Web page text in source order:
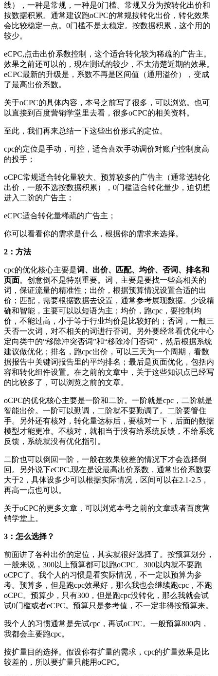
线），一种是常规，一种是0门槛。常规又分为按转化出价和
按数据积累。通常建议跑oCPC的常规按转化出价，转化效果
会比较稳定一点。0门槛不是太稳定。按数据积累，这个用的
较少。
eCPC,点击出价系数控制，这个适合转化较为稀疏的广告主。
效果之前还可以的，现在测试的较少，不太清楚近期的效果。
eCPC最新的升级是，系数不再是区间值（通用溢价），变成
了最高出价系数。
关于oCPC的具体内容，本号之前写了很多，可以浏览。也可
以直接到百度营销学堂里去看，很多oCPC的相关资料。
至此，我们再来总结一下这些出价形式的定位。
cpc的定位是手动，可控，适合喜欢手动调价对账户控制度高
的投手；
oCPC常规适合转化量较大、预算较多的广告主（通常选转化
出价，一般不选按数据积累），0门槛适合转化量少，迫切想
进入二阶的广告主；
eCPC适合转化量稀疏的广告主；
你可以看看你的需求是什么，根据你的需求来选择。
2：方法
cpc的优化核心主要是词、出价、匹配、均价、否词、排名和
页面。创意倒不是特别重要。词，主要是要找一些高相关的
词，保证流量的精准性；出价，根据预算情况设置合适的出
价；匹配，需要根据数据去设置，通常参考展现数据。少设精
确和智能，主要可以以短语为主；均价，跑cpc，要控制均
价，不能过高，小于等于行业均价是比较好的；否词，一般三
天否一次词，对不相关的词进行否词。另外要经常看优化中心
定向类中的“移除冲突否词”和“移除冷门否词”，然后根据系统
建议做优化；排名，跑cpc出价，可以三天为一个周期，看数
据报告中关键词报告里的平均排名；最后是页面优化，包括内
容和转化组件设置。在之前的文章中，关于这些知识点已经写
的比较多了，可以浏览之前的文章。
oCPC的优化核心主要是一阶和二阶。一阶就是cpc，二阶就是
智能出价。一阶可以勤调，二阶就不要勤调了。二阶要管住
手。另外还有核对，转化量达标后，要核对一下，后面的数据
模型才能更准。不核对，就相当于没有给系统反馈，不给系统
反馈，系统就没有优化指引。
二阶也可以倒回一阶，一般在效果较差的情况下才会选择倒
回。另外说下eCPC,现在是设最高出价系数，通常出价系数要
大于2，具体设多少可以根据实际情况，区间可以在2.1-2.5，
再高一点也可以。
关于oCPC的更多文章，可以浏览本号之前的文章或者百度营
销学堂上。
3：怎么选择？
前面讲了各种出价的定位，其实就很好选择了。按预算划分，
一般来说，300以上预算都可以跑oCPC。300以内就不要跑
oCPC了。我个人的习惯是看实际情况，不一定以预算为参
考。预算多，但是跑cpc效果好，那么我也会继续跑cpc，不跑
oCPC。预算少，只有300，但是跑cpc没转化，那么我就会试
试0门槛或者eCPC。预算只是参考值，不一定非得按预算来。
我个人的习惯通常是先试cpc，再试oCPC。一般预算800内，
我都会主要跑cpc。
按扩量目的选择。假设你有扩量的需求，cpc的扩量效果是比
较差的，所以要扩量只能用oCPC。